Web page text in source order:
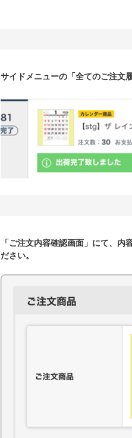
サイドメニューの「全てのご注文
「ご注文内容確認画面」にて、
ださい。